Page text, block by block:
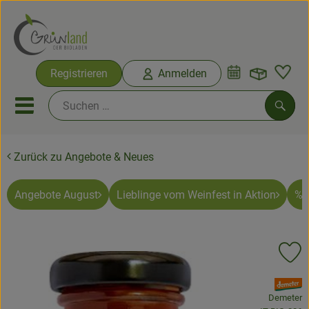
Registrieren Anmelden
Mobiles Menu öffnen oder
Ökokisten
Bio-Kochkisten
Ökokisten
Obst & Gemüse
Zurück zu Angebote & Neues
Angebote August Lieblinge vom Weinfest in Aktion %
, Verband:
Demeter